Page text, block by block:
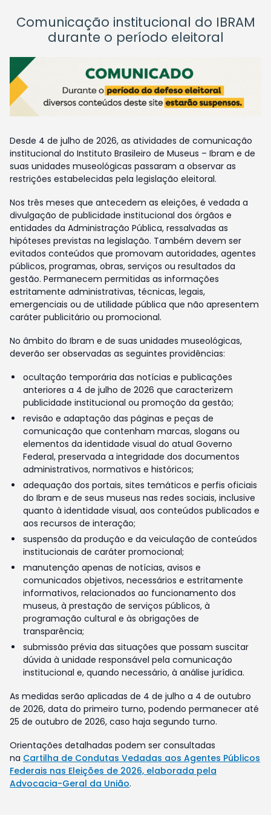
Comunicação institucional do IBRAM
durante o período eleitoral
Desde 4 de julho de 2026, as atividades de comunicação
institucional do Instituto Brasileiro de Museus – Ibram e de
suas unidades museológicas passaram a observar as
restrições estabelecidas pela legislação eleitoral.
Nos três meses que antecedem as eleições, é vedada a
divulgação de publicidade institucional dos órgãos e
entidades da Administração Pública, ressalvadas as
hipóteses previstas na legislação. Também devem ser
evitados conteúdos que promovam autoridades, agentes
públicos, programas, obras, serviços ou resultados da
gestão. Permanecem permitidas as informações
estritamente administrativas, técnicas, legais,
emergenciais ou de utilidade pública que não apresentem
caráter publicitário ou promocional.
No âmbito do Ibram e de suas unidades museológicas,
deverão ser observadas as seguintes providências:
ocultação temporária das notícias e publicações
anteriores a 4 de julho de 2026 que caracterizem
publicidade institucional ou promoção da gestão;
revisão e adaptação das páginas e peças de
comunicação que contenham marcas, slogans ou
elementos da identidade visual do atual Governo
Federal, preservada a integridade dos documentos
administrativos, normativos e históricos;
adequação dos portais, sites temáticos e perfis oficiais
do Ibram e de seus museus nas redes sociais, inclusive
quanto à identidade visual, aos conteúdos publicados e
aos recursos de interação;
suspensão da produção e da veiculação de conteúdos
institucionais de caráter promocional;
manutenção apenas de notícias, avisos e
comunicados objetivos, necessários e estritamente
informativos, relacionados ao funcionamento dos
museus, à prestação de serviços públicos, à
programação cultural e às obrigações de
transparência;
submissão prévia das situações que possam suscitar
dúvida à unidade responsável pela comunicação
institucional e, quando necessário, à análise jurídica.
As medidas serão aplicadas de 4 de julho a 4 de outubro
de 2026, data do primeiro turno, podendo permanecer até
25 de outubro de 2026, caso haja segundo turno.
Orientações detalhadas podem ser consultadas
na Cartilha de Condutas Vedadas aos Agentes Públicos
Federais nas Eleições de 2026, elaborada pela
Advocacia-Geral da União.